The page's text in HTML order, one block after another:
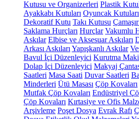
Kutusu ve Organizerleri Plastik
Ayakkabı Kutuları Oyuncak Kutuları
Dekoratif Kutu Takı Kutusu
Saklama Hurçları Hurçlar Vakumlu
Askılar Elbise ve Aksesuar Askıları
Arkası Askıları Yapışkanlı Askılar
Bavul İçi Düzenleyici Kurutma
Dolap İçi Düzenleyici Makyaj
Saatleri Masa Saati Duvar Saatleri
Minderleri Ütü Masası Çöp Kovaları
Mutfak Çöp Kovaları Endüstriyel
Çöp Kovaları Kırtasiye ve Ofis
Arşivleme Poşet Dosya Evrak Rafı